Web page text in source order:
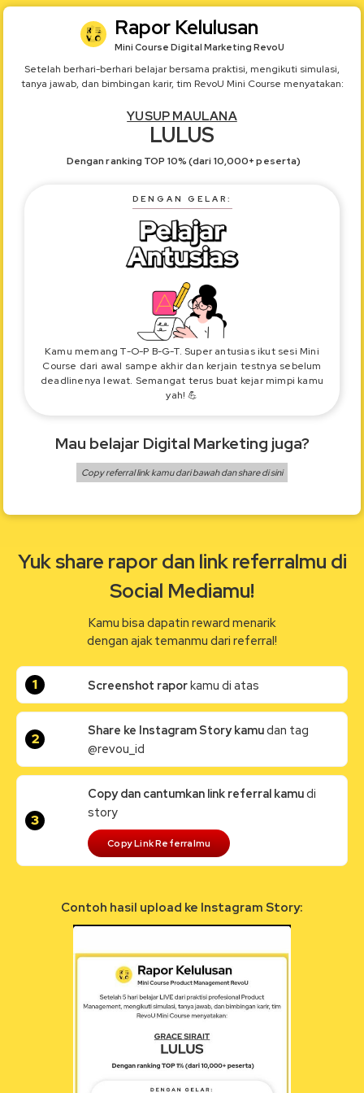
Rapor Kelulusan
Mini Course Digital Marketing RevoU
Setelah berhari-berhari belajar bersama praktisi, mengikuti simulasi,
tanya jawab, dan bimbingan karir, tim RevoU Mini Course menyatakan:
YUSUP MAULANA
LULUS
Dengan ranking TOP 10% (dari 10,000+ peserta)
DENGAN GELAR:
Kamu memang T-O-P B-G-T. Super antusias ikut sesi Mini
Course dari awal sampe akhir dan kerjain testnya sebelum
deadlinenya lewat. Semangat terus buat kejar mimpi kamu
yah! 💪
Mau belajar Digital Marketing juga?
Copy referral link kamu dari bawah dan share di sini
Yuk share rapor dan link referralmu di
Social Mediamu!
Kamu bisa dapatin reward menarik
dengan ajak temanmu dari referral!
1 Screenshot raporkamu di atas
2
Share ke Instagram Story kamudan tag
@revou_id
3
Copy dan cantumkan link referral kamudi
story
Copy Link Referralmu
Contoh hasil upload ke Instagram Story: